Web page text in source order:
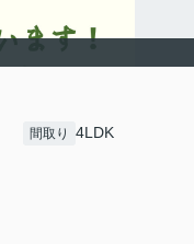
間取り 4LDK